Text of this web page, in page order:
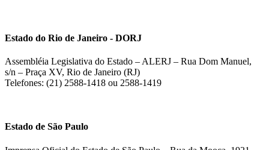
Estado do Rio de Janeiro - DORJ
Assembléia Legislativa do Estado – ALERJ – Rua Dom Manuel,
s/n – Praça XV, Rio de Janeiro (RJ)
Telefones: (21) 2588-1418 ou 2588-1419
Estado de São Paulo